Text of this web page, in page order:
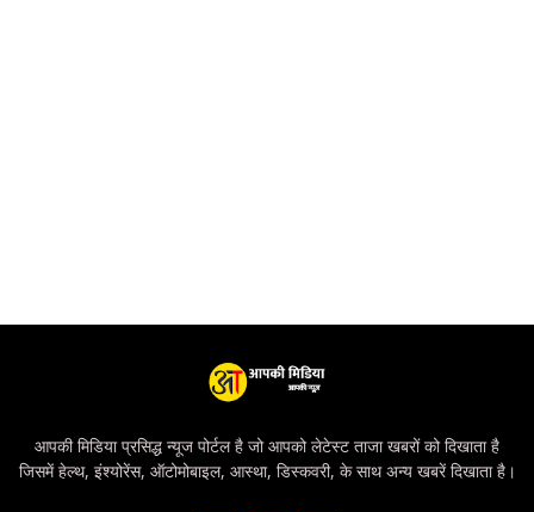
आपकी मिडिया प्रसिद्ध न्यूज पोर्टल है जो आपको लेटेस्ट ताजा खबरों को दिखाता है
जिसमें हेल्थ, इंश्योरेंस, ऑटोमोबाइल, आस्था, डिस्कवरी, के साथ अन्य खबरें दिखाता है।